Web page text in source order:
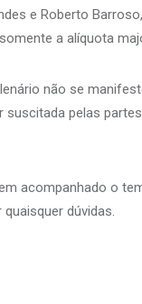
e Roberto
a alíquota
não se
suscitada pelas
acompanhado o
dúvidas.